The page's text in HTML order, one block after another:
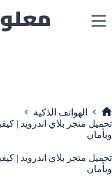
إلى
المحتوى
الرئيسية
الهواتف الذكية
وبأمان
وبأمان